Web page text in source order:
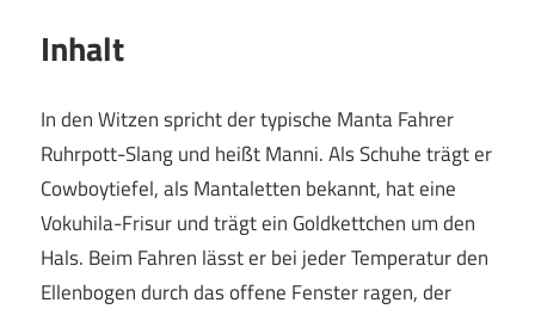
Inhalt
In den Witzen spricht der typische Manta Fahrer
Ruhrpott-Slang und heißt Manni. Als Schuhe trägt er
Cowboytiefel, als Mantaletten bekannt, hat eine
Vokuhila-Frisur und trägt ein Goldkettchen um den
Hals. Beim Fahren lässt er bei jeder Temperatur den
Ellenbogen durch das offene Fenster ragen, der